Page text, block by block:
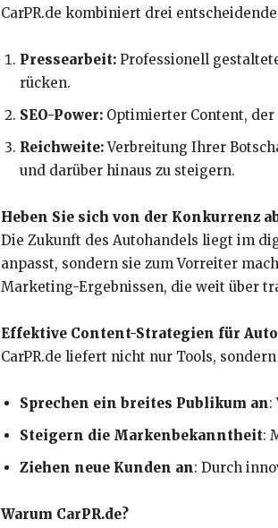
CarPR.de kombiniert drei
Pressearbeit: Professionell
rücken.
SEO-Power: Optimierter Content,
Reichweite:Verbreitung Ihrer
und darüber hinaus zu steigern.
Heben Sie sich von der Konkurrenz
Die Zukunft des Autohandels liegt im
anpasst, sondern sie zum Vorreiter
Marketing-Ergebnissen, die weit über
Effektive Content-Strategien für
CarPR.de liefert nicht nur Tools,
Sprechen ein breites Publikum an:
Steigern die Markenbekanntheit:
Ziehen neue Kunden an: Durch
Warum CarPR.de?